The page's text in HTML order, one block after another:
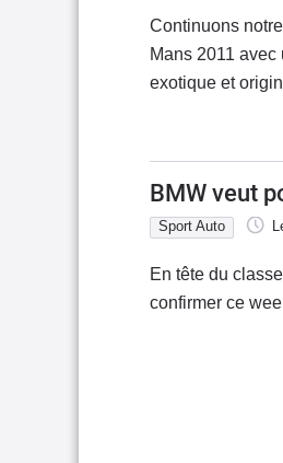
Continuons
Mans 2011
exotique et
BMW veut
Sport Auto
En tête du
confirmer ce